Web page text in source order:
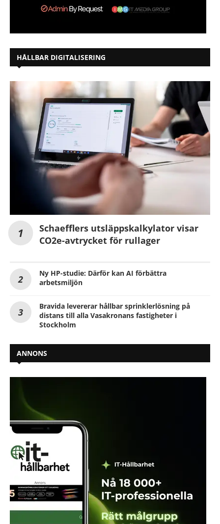
HÅLLBAR DIGITALISERING
Schaefflers utsläppskalkylator visar
CO2e-avtrycket för rullager
Ny HP-studie: Därför kan AI förbättra
arbetsmiljön
Bravida levererar hållbar sprinklerlösning på
distans till alla Vasakronans fastigheter i
Stockholm
ANNONS